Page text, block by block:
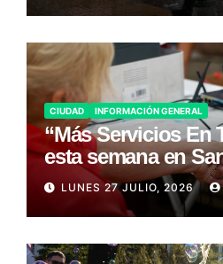
CIUDAD INFORMACIÓN GENERAL
“Más Servicios En
esta semana en
LUNES 27 JULIO, 2026